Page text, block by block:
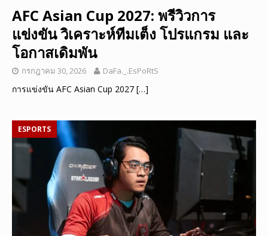
AFC Asian Cup 2027: พรีวิวการ
แข่งขัน วิเคราะห์ทีมเต็ง โปรแกรม และ
โอกาสเดิมพัน
กรกฎาคม 30, 2026 DaFa._.EsPoRtS
การแข่งขัน AFC Asian Cup 2027 […]
ESPORTS